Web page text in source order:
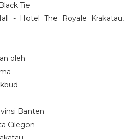
Tie
- Hotel The Royale Krakatau,
oleh
Banten
Cilegon